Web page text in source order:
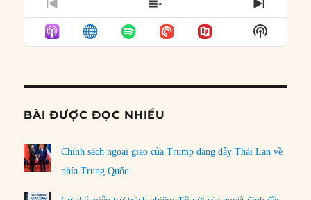
PREVIOUS
EPISODE
SHOW
EPISODES
LIST
NEXT
Show
Podcast
BÀI ĐƯỢC ĐỌC NHIỀU
Chính sách ngoại giao của Trump đang đẩy Thái Lan về
phía Trung Quốc